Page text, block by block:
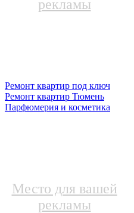
рекламы
Ремонт квартир под ключ
Ремонт квартир Тюмень
Парфюмерия и косметика
Место для вашей
рекламы